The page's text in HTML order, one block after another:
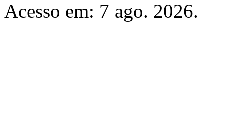
Acesso em: 7 ago. 2026.